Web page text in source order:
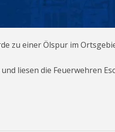
zu einer Ölspur im
liesen die Feuerwehren